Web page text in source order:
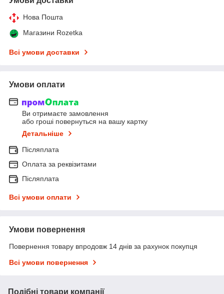
Нова Пошта
Магазини Rozetka
Всі умови доставки
Умови оплати
Ви отримаєте замовлення
або гроші повернуться на вашу картку
Детальніше
Післяплата
Оплата за реквізитами
Післяплата
Всі умови оплати
Умови повернення
Повернення товару впродовж 14 днів за рахунок покупця
Всі умови повернення
Подібні товари компанії